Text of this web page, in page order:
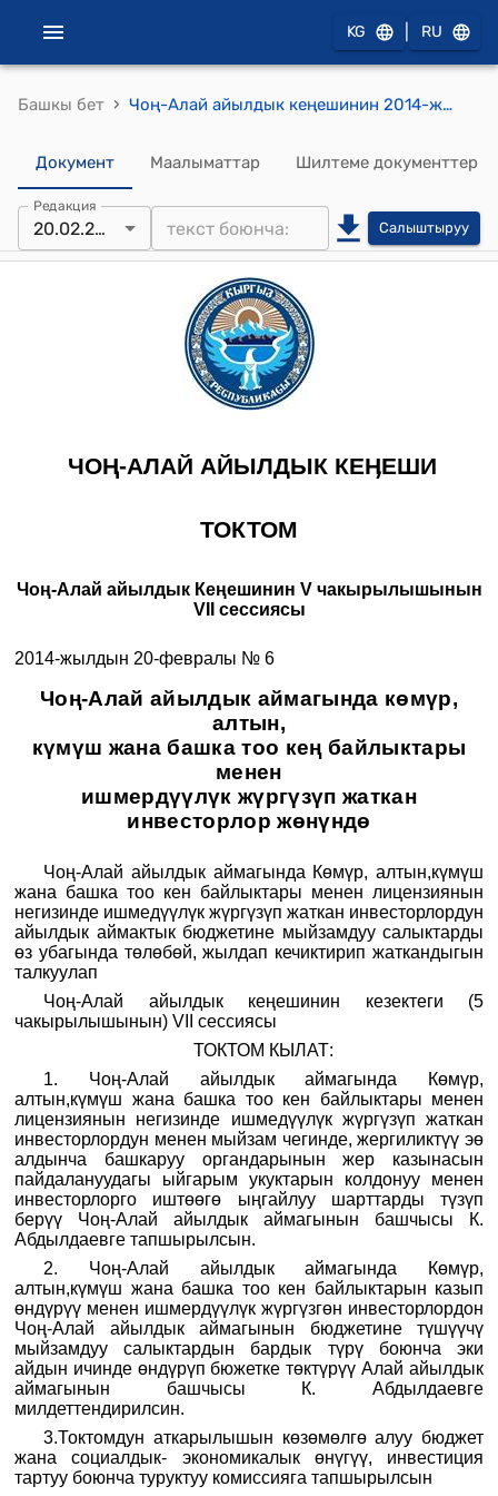
KG RU
Башкы бет › Чоң-Алай айылдык кеңешинин 2014-жылдын 20-февралындагы № 6 "Чоң-Алай айылдык аймагында көмүр, алтын, күмүш жана башка тоо кең байлыктары менен ишмердүүлүк жүргүзүп жаткан инвесторлор жөнүндө" токтому
Документ Маалыматтар Шилтеме документтер
Редакция
20.02.2014 Салыштыруу